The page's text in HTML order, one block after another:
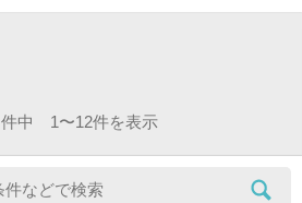
件中 1〜12件を表示